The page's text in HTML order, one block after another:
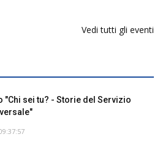
Vedi tutti gli eventi
"Chi sei tu? - Storie del Servizio